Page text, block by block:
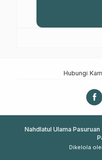
Hubungi
Nahdlatul Ulama
Dikelola